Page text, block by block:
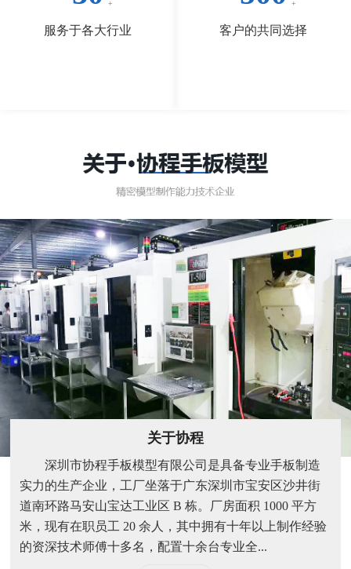
服务于各大行业 客户的共同选择
关于协程
深圳市协程手板模型有限公司是具备专业手板制造
实力的生产企业，工厂坐落于广东深圳市宝安区沙井街
道南环路马安山宝达工业区 B 栋。厂房面积 1000 平方
米，现有在职员工 20 余人，其中拥有十年以上制作经验
的资深技术师傅十多名，配置十余台专业全...